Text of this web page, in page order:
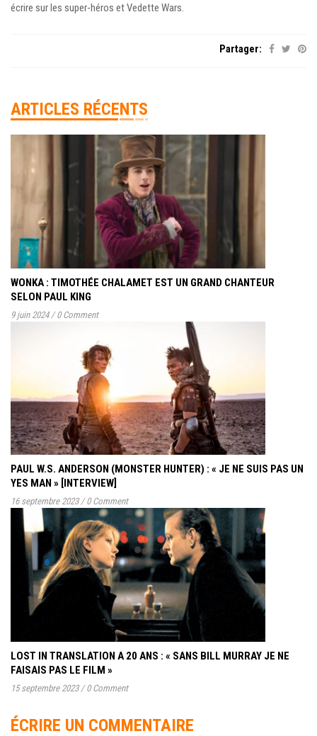
écrire sur les super-héros et Vedette Wars.
Partager:
ARTICLES RÉCENTS
WONKA : TIMOTHÉE CHALAMET EST UN GRAND CHANTEUR
SELON PAUL KING
9 juin 2024 / 0 Comment
PAUL W.S. ANDERSON (MONSTER HUNTER) : « JE NE SUIS PAS UN
YES MAN » [INTERVIEW]
16 septembre 2023 / 0 Comment
LOST IN TRANSLATION A 20 ANS : « SANS BILL MURRAY JE NE
FAISAIS PAS LE FILM »
15 septembre 2023 / 0 Comment
ÉCRIRE UN COMMENTAIRE